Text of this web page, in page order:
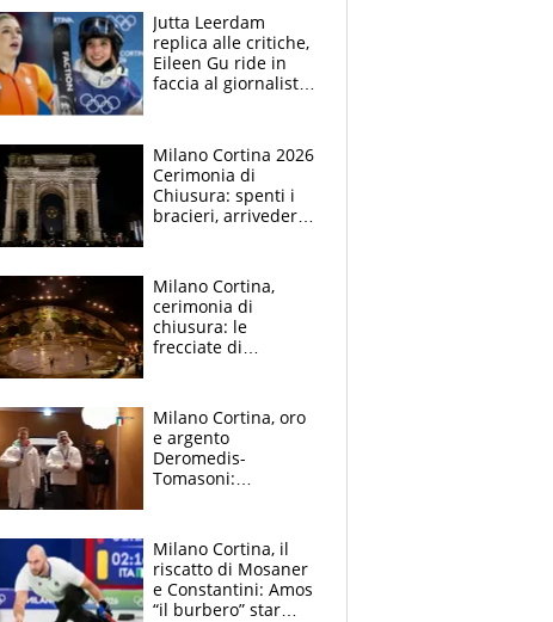
presidente Donald
Trump
Jutta Leerdam
replica alle critiche,
Eileen Gu ride in
faccia al giornalista:
Milano Cortina 2026
Cerimonia di
Chiusura: spenti i
bracieri, arrivederci
un nuovo standard"
Milano Cortina,
cerimonia di
chiusura: le
frecciate di
di fondo
Milano Cortina, oro
e argento
Deromedis-
Tomasoni:
Milano Cortina, il
riscatto di Mosaner
e Constantini: Amos
“il burbero” star